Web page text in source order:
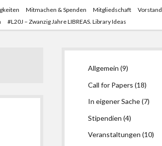
Mitmachen & Spenden Mitgliedschaft
Vorstand
#L20J – Zwanzig Jahre LIBREAS. Library Ideas
Seitenleiste
Allgemein (9)
Call for Papers (18)
In eigener Sache(7)
Stipendien (4)
Veranstaltungen (10)